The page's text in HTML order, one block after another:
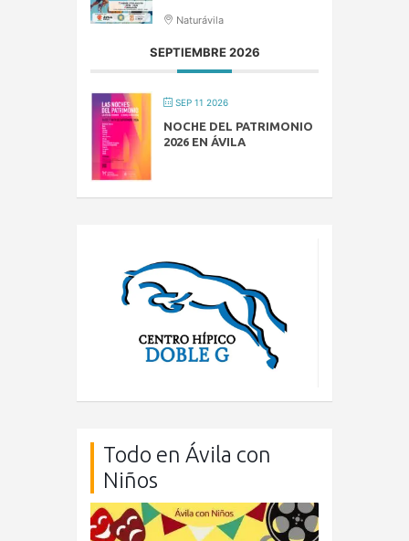
Naturávila
SEPTIEMBRE 2026
SEP 11 2026
NOCHE DEL PATRIMONIO
2026 EN ÁVILA
Todo en Ávila con
Niños